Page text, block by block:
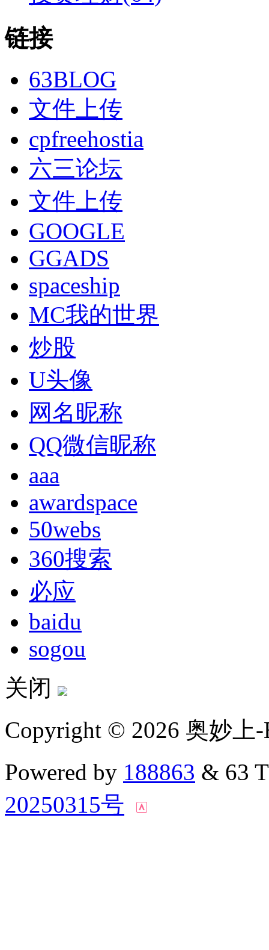
链接
63BLOG
文件上传
cpfreehostia
六三论坛
文件上传
GOOGLE
GGADS
spaceship
MC我的世界
炒股
U头像
网名昵称
QQ微信昵称
aaa
awardspace
50webs
360搜索
必应
baidu
sogou
关闭
Copyright © 2026 奥妙上
Powered by 188863 & 63
20250315号